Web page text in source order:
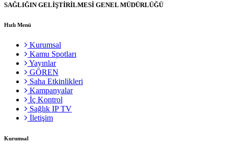
SAĞLIĞIN GELİŞTİRİLMESİ GENEL MÜDÜRLÜĞÜ
Hızlı Menü
Kurumsal
Kamu Spotları
Yayınlar
GÖREN
Saha Etkinlikleri
Kampanyalar
İç Kontrol
Sağlık IP TV
İletişim
Kurumsal